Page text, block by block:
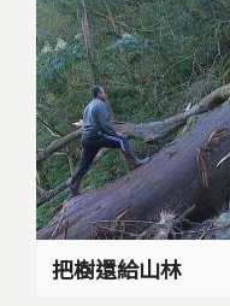
把樹還給山林